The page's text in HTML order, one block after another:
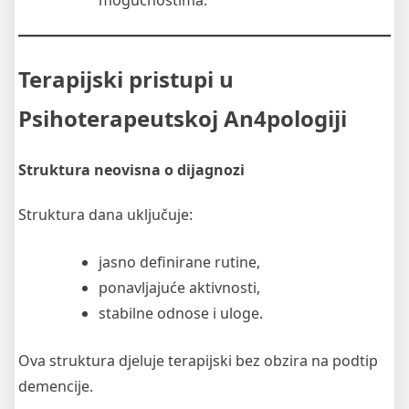
Terapijski pristupi u
Psihoterapeutskoj An4pologiji
Struktura neovisna o dijagnozi
Struktura dana uključuje:
jasno definirane rutine,
ponavljajuće aktivnosti,
stabilne odnose i uloge.
Ova struktura djeluje terapijski bez obzira na podtip
demencije.